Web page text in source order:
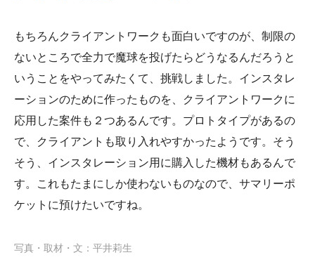
もちろんクライアントワークも面白いですのが、制限の
ないところで全力で魔球を投げたらどうなるんだろうと
いうことをやってみたくて、挑戦しました。インスタレ
ーションのために作ったものを、クライアントワークに
応用した案件も２つあるんです。プロトタイプがあるの
で、クライアントも取り入れやすかったようです。そう
そう、インスタレーション用に購入した機材もあるんで
す。これもたまにしか使わないものなので、サマリーポ
ケットに預けたいですね。
写真・取材・文：平井莉生